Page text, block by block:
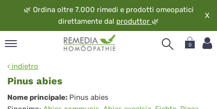
🌿 Ordina oltre 7.000 rimedi e prodotti omeopatici
direttamente dal produttor 🌿
X
0
indietro
Pinus abies
Pinus
Nome principale: Pinus abies